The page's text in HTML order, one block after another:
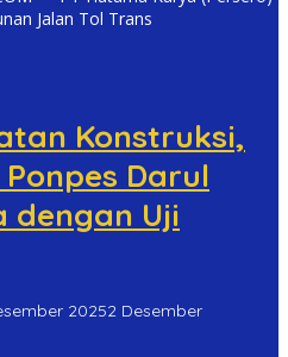
Jalan Tol Trans
Konstruksi,
Ponpes Darul
dengan Uji
20252 Desember